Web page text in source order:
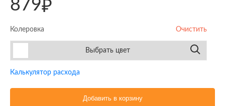
879₽
Колеровка Очистить
Выбрать цвет
Калькулятор расхода
Добавить в корзину